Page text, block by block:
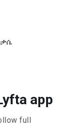
app
full